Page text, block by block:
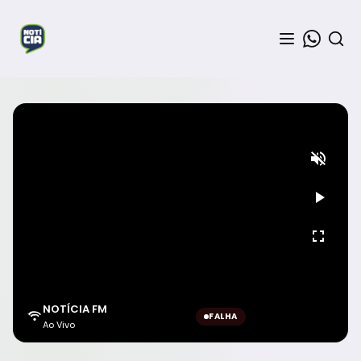
Aguardando sinal...
NOTÍCIA FM
Ao Vivo
FALHA